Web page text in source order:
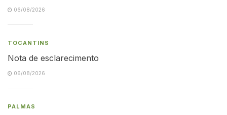
06/08/2026
TOCANTINS
Nota de esclarecimento
06/08/2026
PALMAS